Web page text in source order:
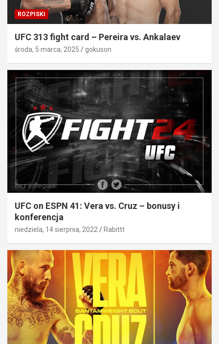
ROZPISKI
UFC 313 fight card – Pereira vs. Ankalaev
środa, 5 marca, 2025 gokuson
Bez kategorii
UFC on ESPN 41: Vera vs. Cruz – bonusy i
konferencja
niedziela, 14 sierpnia, 2022 Rabittt